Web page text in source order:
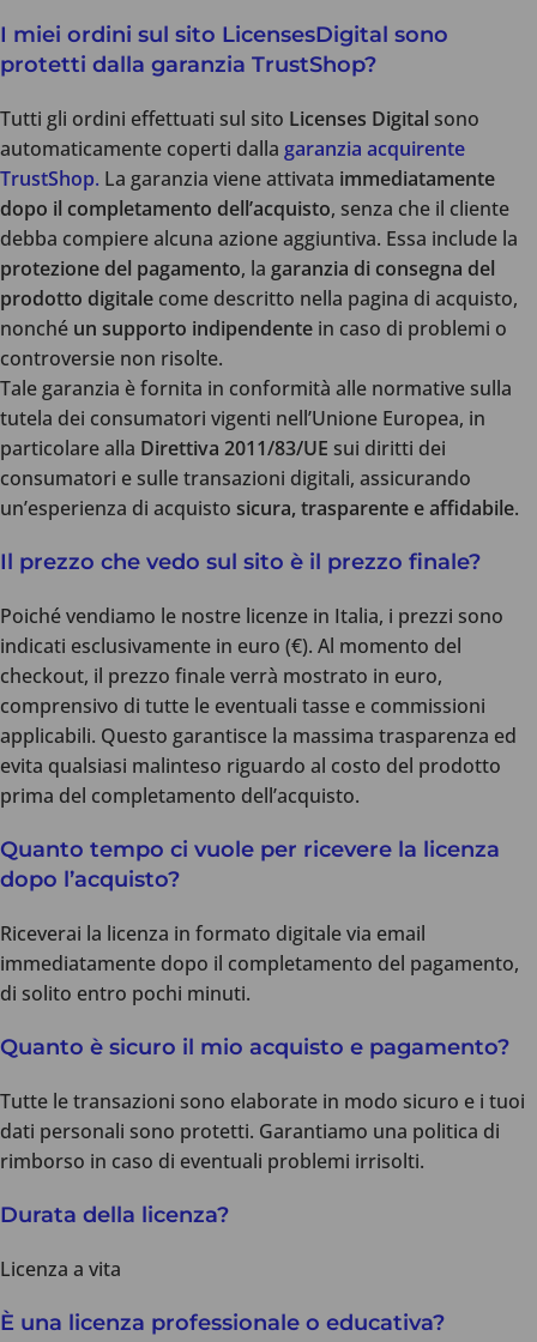
I miei ordini sul sito LicensesDigital sono
protetti dalla garanzia TrustShop?
Tutti gli ordini effettuati sul sito Licenses Digital sono
automaticamente coperti dalla garanzia acquirente
TrustShop. La garanzia viene attivata immediatamente
dopo il completamento dell’acquisto, senza che il cliente
debba compiere alcuna azione aggiuntiva. Essa include la
protezione del pagamento, la garanzia di consegna del
prodotto digitale come descritto nella pagina di acquisto,
nonché un supporto indipendente in caso di problemi o
controversie non risolte.
Tale garanzia è fornita in conformità alle normative sulla
tutela dei consumatori vigenti nell’Unione Europea, in
particolare alla Direttiva 2011/83/UE sui diritti dei
consumatori e sulle transazioni digitali, assicurando
un’esperienza di acquisto sicura, trasparente e affidabile.
Il prezzo che vedo sul sito è il prezzo finale?
Poiché vendiamo le nostre licenze in Italia, i prezzi sono
indicati esclusivamente in euro (€). Al momento del
checkout, il prezzo finale verrà mostrato in euro,
comprensivo di tutte le eventuali tasse e commissioni
applicabili. Questo garantisce la massima trasparenza ed
evita qualsiasi malinteso riguardo al costo del prodotto
prima del completamento dell’acquisto.
Quanto tempo ci vuole per ricevere la licenza
dopo l’acquisto?
Riceverai la licenza in formato digitale via email
immediatamente dopo il completamento del pagamento,
di solito entro pochi minuti.
Quanto è sicuro il mio acquisto e pagamento?
Tutte le transazioni sono elaborate in modo sicuro e i tuoi
dati personali sono protetti. Garantiamo una politica di
rimborso in caso di eventuali problemi irrisolti.
Durata della licenza?
Licenza a vita
È una licenza professionale o educativa?